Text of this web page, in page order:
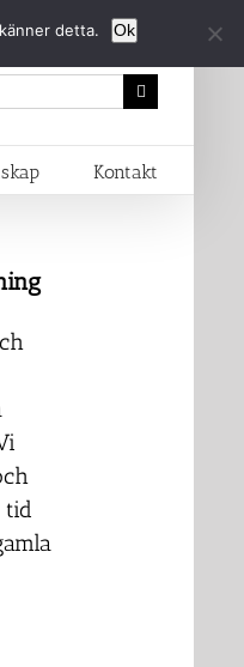
Kontakt
tid
detta. Ok